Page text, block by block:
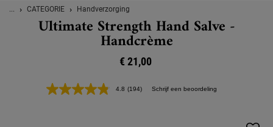
Hoofdinhoud
... CATEGORIE Handverzorging
Ultimate Strength Hand Salve -
Handcrème
€ 21,00
4.8 Lees
(194) Schrijf een beoordeling